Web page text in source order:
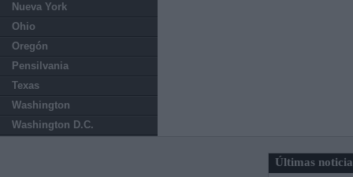
Nueva York
Ohio
Oregón
Pensilvania
Texas
Washington
Washington D.C.
Últimas